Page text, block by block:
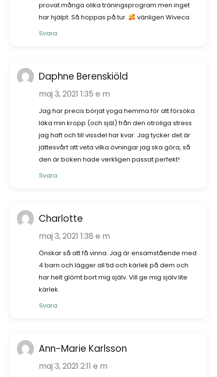
provat många olika träningsprogram men inget
har hjälpt. Så hoppas på tur.
vänligen Wiveca
Svara
Daphne Berenskiöld
maj 3, 2021 1:35 e m
Jag har precis börjat yoga hemma för att försöka
läka min kropp (och själ) från den otroliga stress
jag haft och till vissdel har kvar. Jag tycker det är
jättesvårt att veta vilka övningar jag ska göra, så
den är boken hade verkligen passat perfekt!
Svara
Charlotte
maj 3, 2021 1:38 e m
Önskar så att få vinna. Jag är ensamstående med
4 barn och lägger all tid och kärlek på dem och
har helt glömt bort mig själv. Vill ge mig själv lite
kärlek.
Svara
Ann-Marie Karlsson
maj 3, 2021 2:11 e m